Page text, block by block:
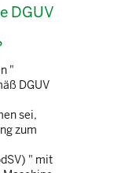
DGUV
"
DGUV
sei,
zum
" mit